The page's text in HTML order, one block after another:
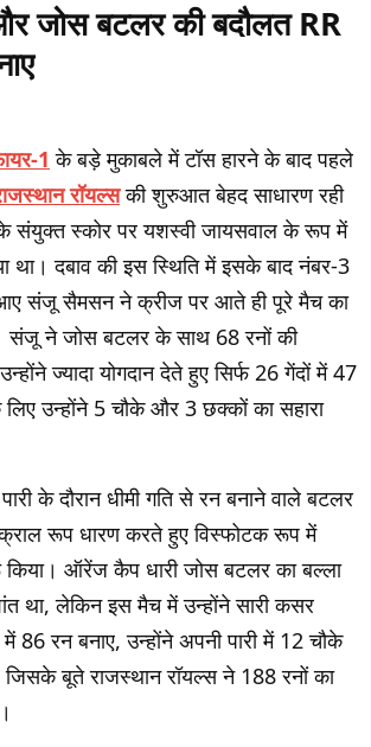
जोस बटलर की बदौलत RR
1 के बड़े मुकाबले में टॉस हारने के बाद पहले
रॉयल्सकी शुरुआत बेहद साधारण रही
संयुक्त स्कोर पर यशस्वी जायसवाल के रूप में
था। दबाव की इस स्थिति में इसके बाद नंबर-3
संजू सैमसन ने क्रीज पर आते ही पूरे मैच का
संजू ने जोस बटलर के साथ 68 रनों की
ज्यादा योगदान देते हुए सिर्फ 26 गेंदों में 47
उन्होंने 5 चौके और 3 छक्कों का सहारा
के दौरान धीमी गति से रन बनाने वाले बटलर
रूप धारण करते हुए विस्फोटक रूप में
ऑरेंज कैप धारी जोस बटलर का बल्ला
था, लेकिन इस मैच में उन्होंने सारी कसर
86 रन बनाए, उन्होंने अपनी पारी में 12 चौके
बूते राजस्थान रॉयल्स ने 188 रनों का